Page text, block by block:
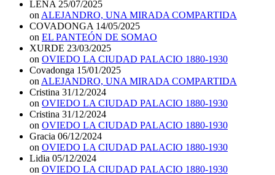
LENA 25/07/2025
on ALEJANDRO, UNA MIRADA COMPARTIDA
COVADONGA 14/05/2025
on EL PANTEÓN DE SOMAO
XURDE 23/03/2025
on OVIEDO LA CIUDAD PALACIO 1880-1930
Covadonga 15/01/2025
on ALEJANDRO, UNA MIRADA COMPARTIDA
Cristina 31/12/2024
on OVIEDO LA CIUDAD PALACIO 1880-1930
Cristina 31/12/2024
on OVIEDO LA CIUDAD PALACIO 1880-1930
Gracia 06/12/2024
on OVIEDO LA CIUDAD PALACIO 1880-1930
Lidia 05/12/2024
on OVIEDO LA CIUDAD PALACIO 1880-1930